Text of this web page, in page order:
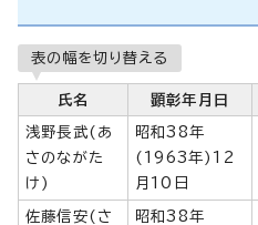
表の幅を切り替える
氏名 顕彰年月日
浅野長武(あ
さのながた
け)
昭和38年
(1963年)12
月10日
佐藤信安(さ
昭和38年